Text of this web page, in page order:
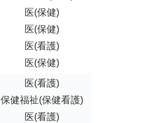
医(保健)
医(保健)
医(看護)
医(保健)
医(看護)
保健福祉(保健看護)
医(看護)